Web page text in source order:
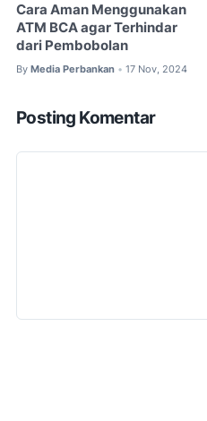
Cara Aman Menggunakan
ATM BCA agar Terhindar
dari Pembobolan
By Media Perbankan • 17 Nov, 2024
Posting Komentar